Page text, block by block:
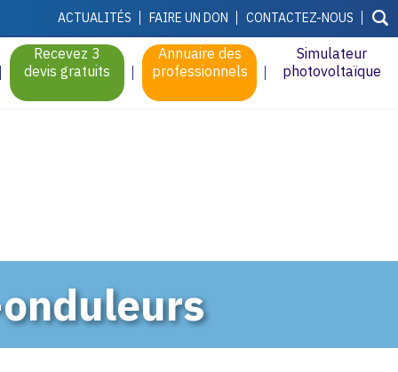
ACTUALITÉS FAIRE UN DON CONTACTEZ-NOUS
Recevez 3
devis gratuits
Annuaire des
professionnels
Simulateur
photovoltaïque